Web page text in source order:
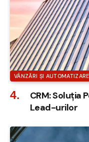
VÂNZĂRI ȘI AUTOMATIZARE
CRM: Soluția
Lead-urilor